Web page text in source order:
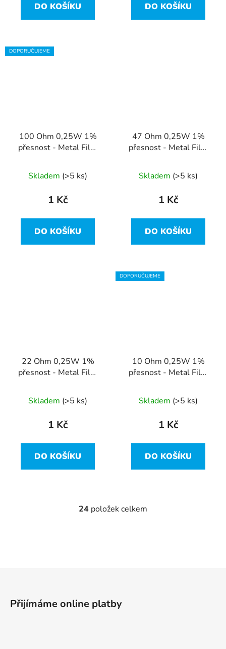
DO KOŠÍKU DO KOŠÍKU
DOPORUČUJEME
100 Ohm 0,25W 1%
přesnost - Metal Film
Skladem (>5 ks)
1 Kč
DO KOŠÍKU
47 Ohm 0,25W 1%
přesnost - Metal Film
Skladem (>5 ks)
1 Kč
DO KOŠÍKU
22 Ohm 0,25W 1%
přesnost - Metal Film
Skladem (>5 ks)
1 Kč
DO KOŠÍKU
DOPORUČUJEME
10 Ohm 0,25W 1%
přesnost - Metal Film
Skladem (>5 ks)
1 Kč
DO KOŠÍKU
O
p
24 položek celkem
Přijímáme online platby